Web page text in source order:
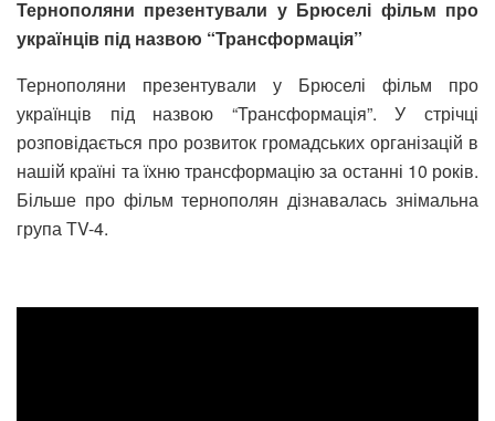
Тернополяни презентували у Брюселі фільм про
українців під назвою “Трансформація”
Тернополяни презентували у Брюселі фільм про
українців під назвою “Трансформація”. У стрічці
розповідається про розвиток громадських організацій в
нашій країні та їхню трансформацію за останні 10 років.
Більше про фільм тернополян дізнавалась знімальна
група ТV-4.